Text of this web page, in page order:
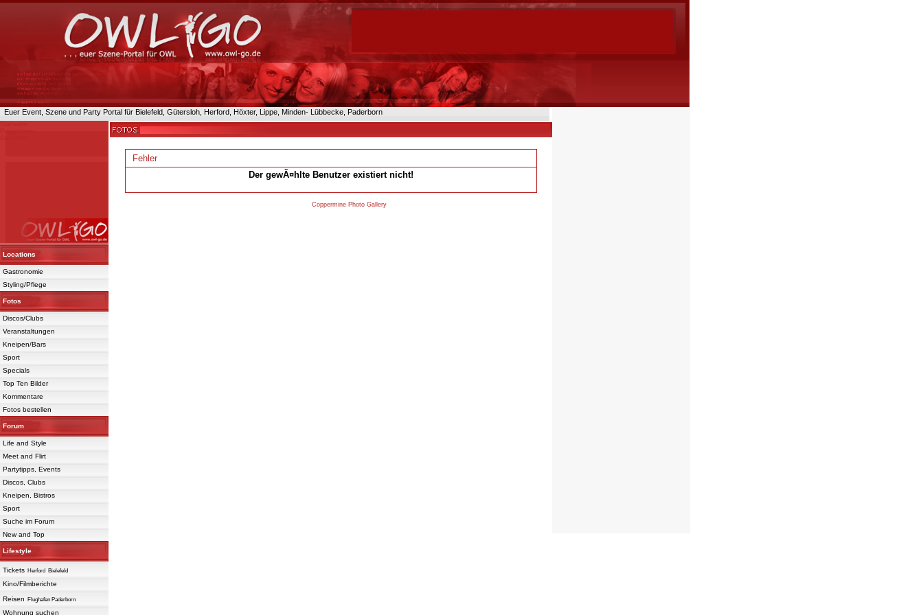
Euer Event, Szene und Party Portal für Bielefeld, Gütersloh, Herford, Höxter, Lippe, Minden- Lübbecke, Paderborn
Locations
Gastronomie
Styling/Pflege
Fotos
Discos/Clubs
Veranstaltungen
Kneipen/Bars
Sport
Specials
Top Ten Bilder
Kommentare
Fotos bestellen
Forum
Life and Style
Meet and Flirt
Partytipps, Events
Discos, Clubs
Kneipen, Bistros
Sport
Suche im Forum
New and Top
Lifestyle
Tickets Herford Bielefeld
Kino/Filmberichte
Reisen
Flughafen Paderborn
Wohnung suchen
Fehler
Der gewĂ¤hlte Benutzer existiert nicht!
Coppermine Photo Gallery